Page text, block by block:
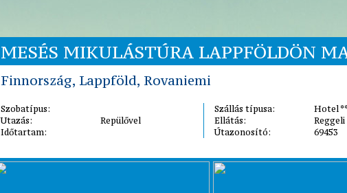
MESÉS MIKULÁSTÚRA LAPPFÖLDÖN
Finnország, Lappföld, Rovaniemi
Szobatípus:
Utazás:
Repülővel
Időtartam:
Szállás típusa:
Hotel
Ellátás:
Reggeli
Útazonosító:
69453